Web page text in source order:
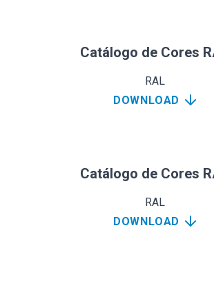
Catálogo de Cores
RAL
DOWNLOAD
Catálogo de Cores
RAL
DOWNLOAD